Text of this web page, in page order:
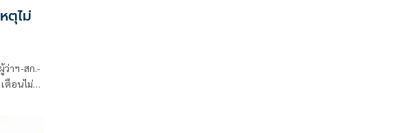
ตุไม่
ว่าฯ-สก.-
ตือนไม่